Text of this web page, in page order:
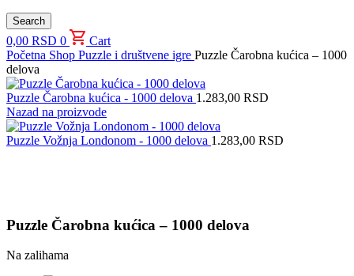
Search
0,00 RSD 0
Cart
Početna Shop Puzzle i društvene igre Puzzle Čarobna kućica – 1000
delova
Puzzle Čarobna kućica - 1000 delova 1.283,00 RSD
Nazad na proizvode
Puzzle Vožnja Londonom - 1000 delova 1.283,00 RSD
Puzzle Čarobna kućica – 1000 delova
Na zalihama